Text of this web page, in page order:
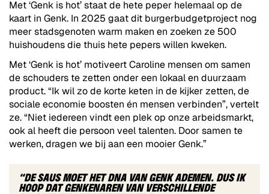
Met ‘Genk is hot’ staat de hete peper helemaal op de
kaart in Genk. In 2025 gaat dit burgerbudgetproject nog
meer stadsgenoten warm maken en zoeken ze 500
huishoudens die thuis hete pepers willen kweken.
Met ‘Genk is hot’ motiveert Caroline mensen om samen
de schouders te zetten onder een lokaal en duurzaam
product. “Ik wil zo de korte keten in de kijker zetten, de
sociale economie boosten én mensen verbinden”, vertelt
ze. “Niet iedereen vindt een plek op onze arbeidsmarkt,
ook al heeft die persoon veel talenten. Door samen te
werken, dragen we bij aan een mooier Genk.”
“DE SAUS MOET HET DNA VAN GENK ADEMEN. DUS IK
HOOP DAT GENKENAREN VAN VERSCHILLENDE